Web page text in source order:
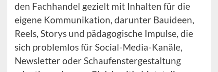
den Fachhandel gezielt mit Inhalten für die
eigene Kommunikation, darunter Bauideen,
Reels, Storys und pädagogische Impulse, die
sich problemlos für Social-Media-Kanäle,
Newsletter oder Schaufenstergestaltung